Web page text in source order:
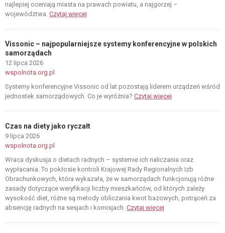
najlepiej oceniają miasta na prawach powiatu, a najgorzej –
województwa. Czytaj więcej
Vissonic – najpopularniejsze systemy konferencyjne w polskich
samorządach
12 lipca 2026
wspolnota.org.pl
Systemy konferencyjne Vissonic od lat pozostają liderem urządzeń wśród
jednostek samorządowych. Co je wyróżnia? Czytaj więcej
Czas na diety jako ryczałt
9 lipca 2026
wspolnota.org.pl
Wraca dyskusja o dietach radnych – systemie ich naliczania oraz
wypłacania. To pokłosie kontroli Krajowej Rady Regionalnych Izb
Obrachunkowych, która wykazała, że w samorządach funkcjonują różne
zasady dotyczące weryfikacji liczby mieszkańców, od których zależy
wysokość diet, różne są metody obliczania kwot bazowych, potrąceń za
absencję radnych na sesjach i komisjach. Czytaj więcej